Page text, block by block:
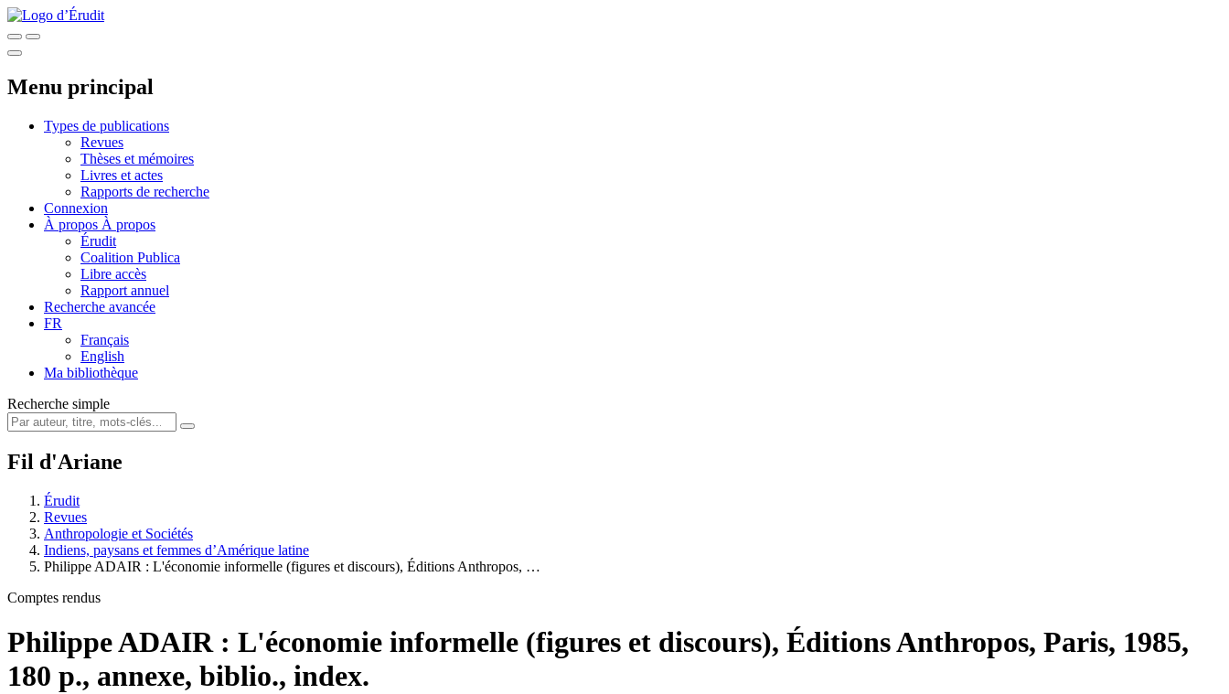
Menu principal
Types de publications
Revues
Thèses et mémoires
Livres et actes
Rapports de recherche
Connexion
À propos À propos
Érudit
Coalition Publica
Libre accès
Rapport annuel
Recherche avancée
FR
Français
English
Ma bibliothèque
Recherche simple
Fil d'Ariane
Érudit
Revues
Anthropologie et Sociétés
Indiens, paysans et femmes d’Amérique latine
Philippe ADAIR : L'économie informelle (figures et discours), Éditions Anthropos, …
Comptes rendus
Philippe ADAIR : L'économie informelle (figures et discours), Éditions Anthropos, Paris, 1985,
180 p., annexe, biblio., index.